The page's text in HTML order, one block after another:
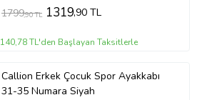
1799,90 TL 1319,90 TL
140,78 TL'den Başlayan Taksitlerle
Callion Erkek Çocuk Spor Ayakkabı
31-35 Numara Siyah